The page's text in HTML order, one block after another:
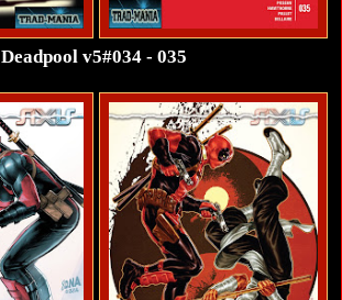
Deadpool v5#034 - 035